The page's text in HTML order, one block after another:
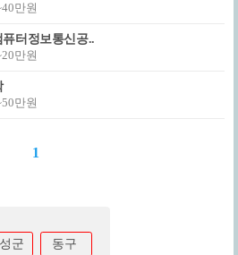
만원
터정보통신공..
만원
만원
1
군 동구